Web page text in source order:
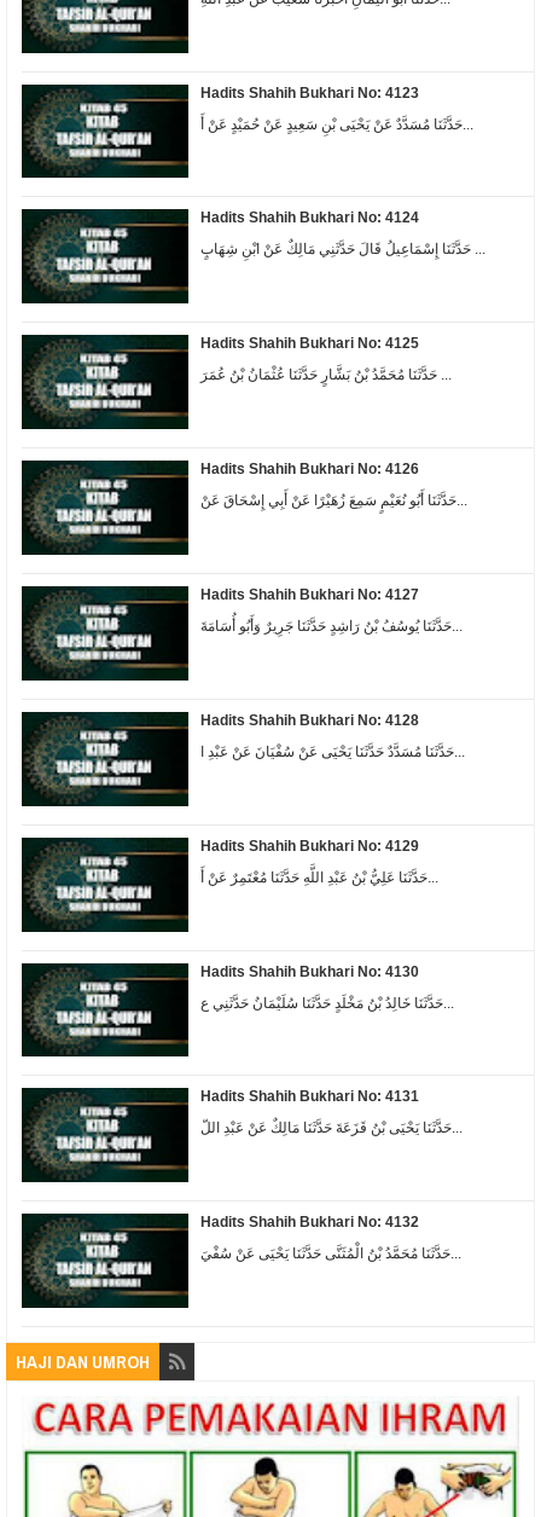
Hadits Shahih Bukhari No: 4123
Hadits Shahih Bukhari No: 4124
حَدَّثَنَا إِسْمَاعِيلُ قَالَ حَدَّثَنِي مَالِكٌ عَنْ ابْنِ شِهَابٍ ...
Hadits Shahih Bukhari No: 4125
حَدَّثَنَا مُحَمَّدُ بْنُ بَشَّارٍ حَدَّثَنَا عُثْمَانُ بْنُ عُمَرَ ...
Hadits Shahih Bukhari No: 4126
حَدَّثَنَا أَبُو نُعَيْمٍ سَمِعَ زُهَيْرًا عَنْ أَبِي إِسْحَاقَ عَنْ...
Hadits Shahih Bukhari No: 4127
حَدَّثَنَا يُوسُفُ بْنُ رَاشِدٍ حَدَّثَنَا جَرِيرٌ وَأَبُو أُسَامَةَ...
Hadits Shahih Bukhari No: 4128
حَدَّثَنَا مُسَدَّدٌ حَدَّثَنَا يَحْيَى عَنْ سُفْيَانَ عَنْ عَبْدِ ا...
Hadits Shahih Bukhari No: 4129
Hadits Shahih Bukhari No: 4130
Hadits Shahih Bukhari No: 4131
حَدَّثَنَا يَحْيَى بْنُ قَزَعَةَ حَدَّثَنَا مَالِكٌ عَنْ عَبْدِ اللّ...
Hadits Shahih Bukhari No: 4132
حَدَّثَنَا مُحَمَّدُ بْنُ الْمُثَنَّى حَدَّثَنَا يَحْيَى عَنْ سُفْيَ...
HAJI DAN UMROH